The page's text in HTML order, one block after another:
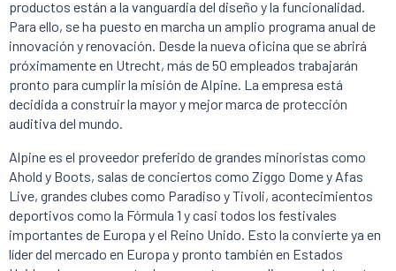
productos están a la vanguardia del diseño y la funcionalidad.
Para ello, se ha puesto en marcha un amplio programa anual de
innovación y renovación. Desde la nueva oficina que se abrirá
próximamente en Utrecht, más de 50 empleados trabajarán
pronto para cumplir la misión de Alpine. La empresa está
decidida a construir la mayor y mejor marca de protección
auditiva del mundo.
Alpine es el proveedor preferido de grandes minoristas como
Ahold y Boots, salas de conciertos como Ziggo Dome y Afas
Live, grandes clubes como Paradiso y Tivoli, acontecimientos
deportivos como la Fórmula 1 y casi todos los festivales
importantes de Europa y el Reino Unido. Esto la convierte ya en
líder del mercado en Europa y pronto también en Estados